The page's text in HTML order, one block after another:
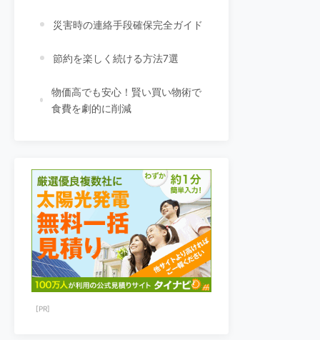
災害時の連絡手段確保完全ガイド
節約を楽しく続ける方法7選
物価高でも安心！賢い買い物術で
食費を劇的に削減
[PR]